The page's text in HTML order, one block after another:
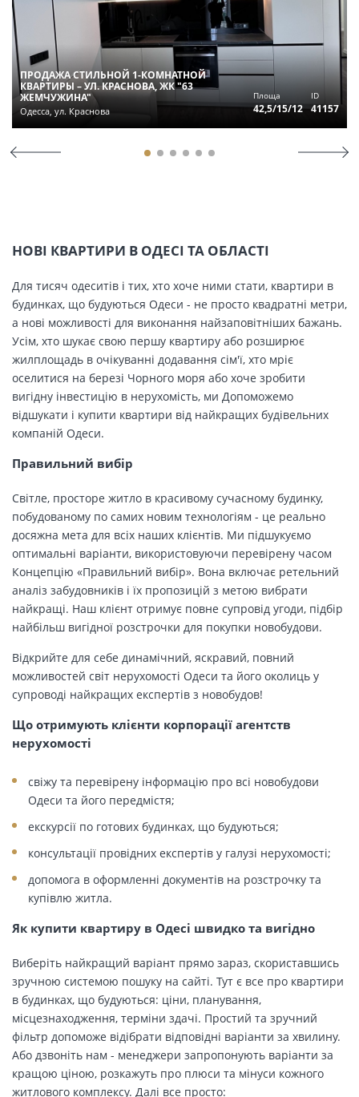
ПРОДАЖА СТИЛЬНОЙ 1-КОМНАТНОЙ
КВАРТИРЫ – УЛ. КРАСНОВА, ЖК "63
ЖЕМЧУЖИНА"
Одесса, ул. Краснова
Площа
42,5/15/12
ID
41157
НОВІ КВАРТИРИ В ОДЕСІ ТА ОБЛАСТІ
Для тисяч одеситів і тих, хто хоче ними стати, квартири в
будинках, що будуються Одеси - не просто квадратні метри,
а нові можливості для виконання найзаповітніших бажань.
Усім, хто шукає свою першу квартиру або розширює
жилплощадь в очікуванні додавання сім'ї, хто мріє
оселитися на березі Чорного моря або хоче зробити
вигідну інвестицію в нерухомість, ми Допоможемо
відшукати і купити квартири від найкращих будівельних
компаній Одеси.
Правильний вибір
Світле, просторе житло в красивому сучасному будинку,
побудованому по самих новим технологіям - це реально
досяжна мета для всіх наших клієнтів. Ми підшукуємо
оптимальні варіанти, використовуючи перевірену часом
Концепцію «Правильний вибір». Вона включає ретельний
аналіз забудовників і їх пропозицій з метою вибрати
найкращі. Наш клієнт отримує повне супровід угоди, підбір
найбільш вигідної розстрочки для покупки новобудови.
Відкрийте для себе динамічний, яскравий, повний
можливостей світ нерухомості Одеси та його околиць у
супроводі найкращих експертів з новобудов!
Що отримують клієнти корпорації агентств
нерухомості
свіжу та перевірену інформацію про всі новобудови
Одеси та його передмістя;
екскурсії по готових будинках, що будуються;
консультації провідних експертів у галузі нерухомості;
допомога в оформленні документів на розстрочку та
купівлю житла.
Як купити квартиру в Одесі швидко та вигідно
Виберіть найкращий варіант прямо зараз, скориставшись
зручною системою пошуку на сайті. Тут є все про квартири
в будинках, що будуються: ціни, планування,
місцезнаходження, терміни здачі. Простий та зручний
фільтр допоможе відібрати відповідні варіанти за хвилину.
Або дзвоніть нам - менеджери запропонують варіанти за
кращою ціною, розкажуть про плюси та мінуси кожного
житлового комплексу. Далі все просто: